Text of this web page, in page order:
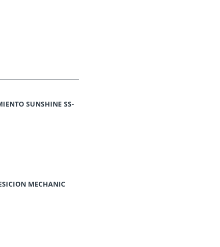
SUNSHINE SS-
MECHANIC